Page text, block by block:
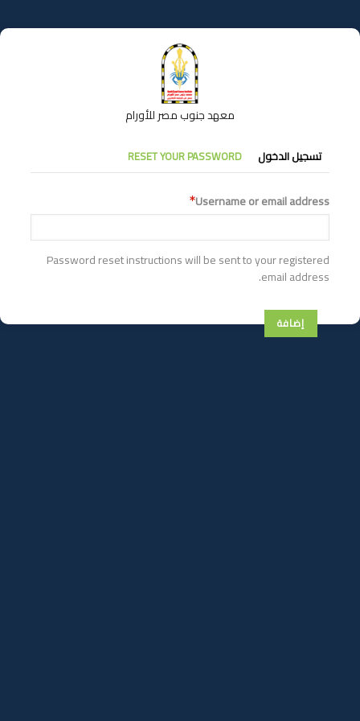
إلى
المحتوى
معهد جنوب مصر للأورام
التبويبات
الأساسية
تسجيل الدخول RESET YOUR PASSWORD
Username or email address
Password reset instructions will be sent to your registered
email address.